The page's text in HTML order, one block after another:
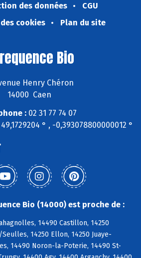
des données
CGU
cookies
Plan du site
Bio
Henry Chéron
14000 Caen
: 02 31 77 74 07
° , -0,393078800000012 °
Bio (14000) est proche de :
14490 Castillon, 14250
14250 Ellon, 14250 Juaye-
14490 Noron-la-Poterie, 14490 St-